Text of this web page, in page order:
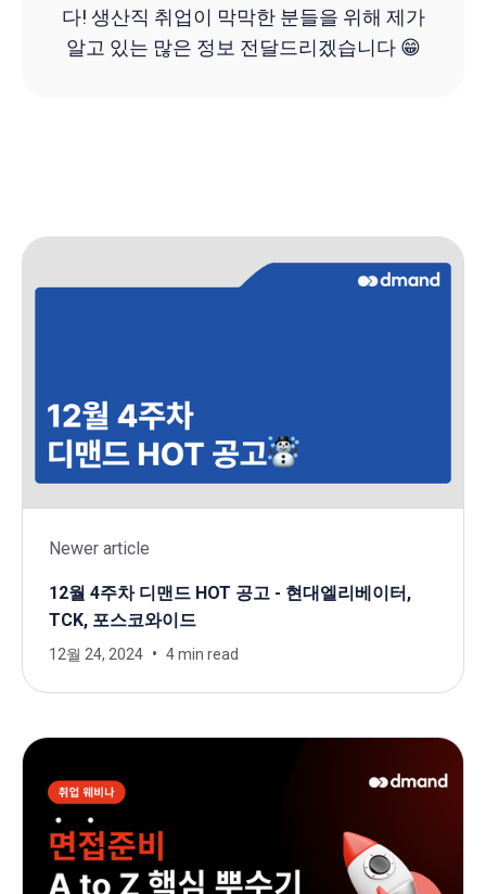
다! 생산직 취업이 막막한 분들을 위해 제가
알고 있는 많은 정보 전달드리겠습니다 😁
Newer article
12월 4주차 디맨드 HOT 공고 - 현대엘리베이터,
TCK, 포스코와이드
12월 24, 2024 4 min read